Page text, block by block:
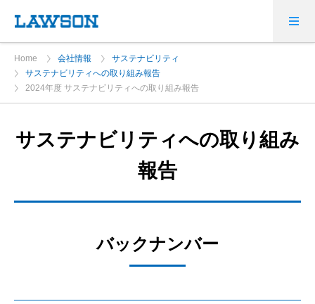
Home 会社情報
サステナビリティ
サステナビリティへの取り組み報告
2024年度 サステナビリティへの取り組み報告
サステナビリティへの取り組み
報告
バックナンバー